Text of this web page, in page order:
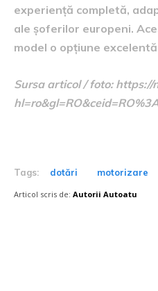
experiență completă,
ale șoferilor europeni.
model o opțiune
Sursa articol / foto: https://
Tags: dotări motorizare
Articol scris de: Autorii Autoatu